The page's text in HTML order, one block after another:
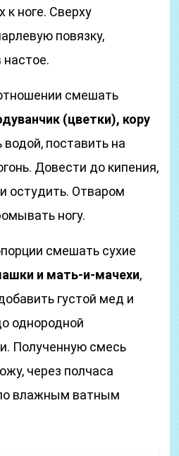
к ноге. Сверху
повязку,
смешать
(цветки), кору
водой, поставить на
Довести до кипения,
остудить. Отваром
ногу.
смешать сухие
и мать-и-мачехи,
густой мед и
однородной
Полученную смесь
через полчаса
влажным ватным